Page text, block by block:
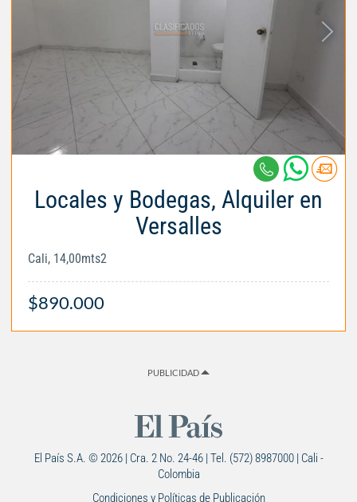
Locales y Bodegas, Alquiler en
Versalles
Cali, 14,00mts2
$890.000
PUBLICIDAD
El País S.A. © 2026 | Cra. 2 No. 24-46 | Tel. (572) 8987000 | Cali -
Colombia
Condiciones y Políticas de Publicación